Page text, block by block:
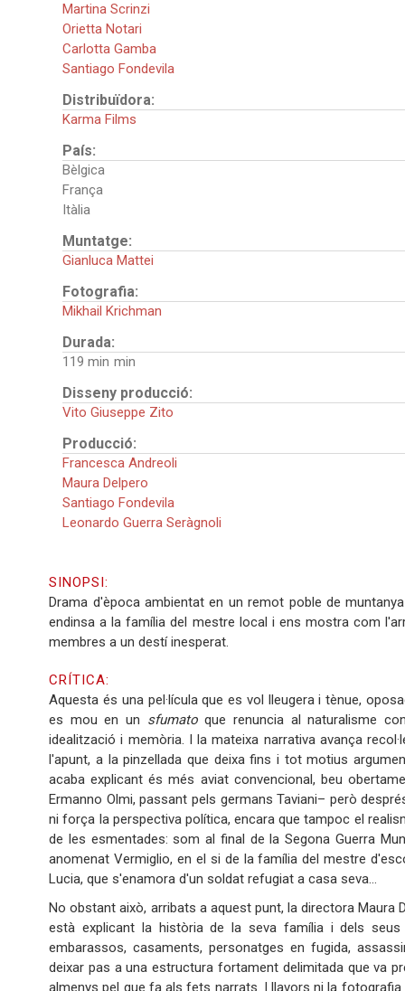
Martina Scrinzi
Orietta Notari
Carlotta Gamba
Santiago Fondevila
Distribuïdora:
Karma Films
País:
Bèlgica
França
Itàlia
Muntatge:
Gianluca Mattei
Fotografia:
Mikhail Krichman
Durada:
119 min
Disseny producció:
Vito Giuseppe Zito
Producció:
Francesca Andreoli
Maura Delpero
Santiago Fondevila
Leonardo Guerra Seràgnoli
SINOPSI:
Drama d'època ambientat en un remot poble de
endinsa a la família del mestre local i ens mostra com
membres a un destí inesperat.
CRÍTICA:
Aquesta és una pel·lícula que es vol lleugera i tènue,
es mou en un sfumatoque renuncia al naturalisme
idealització i memòria. I la mateixa narrativa avança
l'apunt, a la pinzellada que deixa fins i tot motius
acaba explicant és més aviat convencional, beu
Ermanno Olmi, passant pels germans Taviani– però
ni força la perspectiva política, encara que tampoc el
de les esmentades: som al final de la Segona Guerra
anomenat Vermiglio, en el si de la família del mestre
Lucia, que s'enamora d'un soldat refugiat a casa seva…
No obstant això, arribats a aquest punt, la directora
està explicant la història de la seva família i dels
embarassos, casaments, personatges en fugida,
deixar pas a una estructura fortament delimitada que va
almenys pel que fa als fets narrats. I llavors ni la